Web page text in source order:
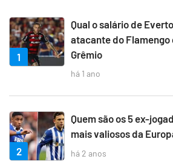
1
Qual o salário de
atacante do Flamengo
Grêmio
há 1 ano
2
Quem são os 5 ex-
mais valiosos da
há 2 anos